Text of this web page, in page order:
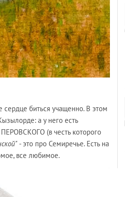
сердце биться учащенно. В этом
а у него есть
(в честь которого
- это про Семиречье. Есть на
все любимое.